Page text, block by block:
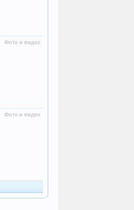
Фото и видео
Фото и видео